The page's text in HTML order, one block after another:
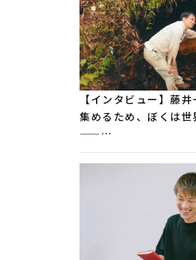
【インタビュー】藤
集めるため、ぼくは世
——…